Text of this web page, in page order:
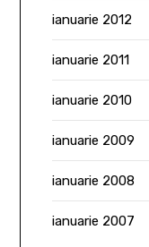
ianuarie 2012
ianuarie 2011
ianuarie 2010
ianuarie 2009
ianuarie 2008
ianuarie 2007